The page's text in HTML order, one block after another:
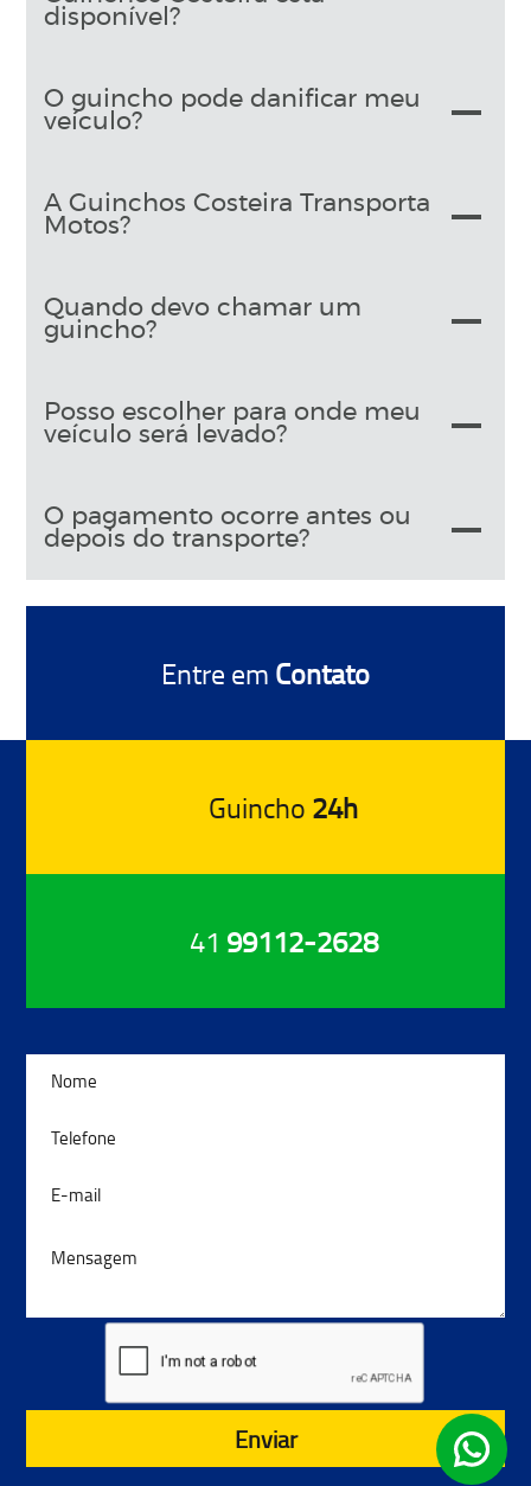
disponível?
O guincho pode danificar meu
veículo?
A Guinchos Costeira Transporta
Motos?
Quando devo chamar um
guincho?
Posso escolher para onde meu
veículo será levado?
O pagamento ocorre antes ou
depois do transporte?
Guincho 24h
Entre em Contato
41 99112-2628
Enviar